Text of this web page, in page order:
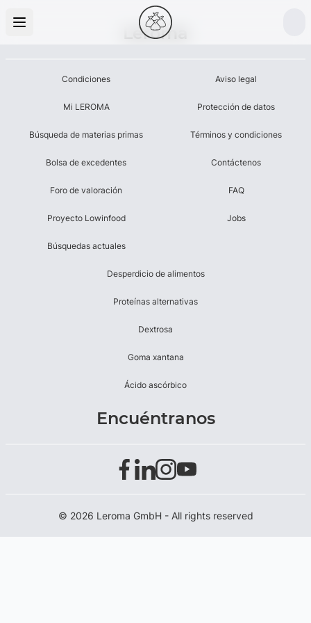
Leroma
Condiciones
Mi LEROMA
Búsqueda de materias primas
Bolsa de excedentes
Foro de valoración
Proyecto Lowinfood
Búsquedas actuales
Aviso legal
Protección de datos
Términos y condiciones
Contáctenos
FAQ
Jobs
Desperdicio de alimentos
Proteínas alternativas
Dextrosa
Goma xantana
Ácido ascórbico
Encuéntranos
© 2026 Leroma GmbH - All rights reserved